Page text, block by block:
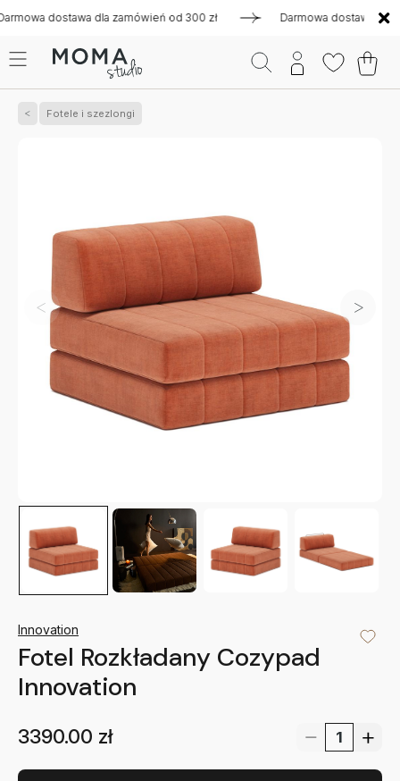
dostawa dla zamówień od 300 zł Darmowa dostawa dla
Fotele i szezlongi
Innovation
Fotel Rozkładany Cozypad
Innovation
3390.00 zł